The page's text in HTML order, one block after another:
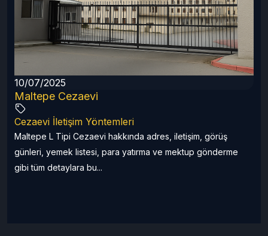
10/07/2025
Maltepe Cezaevi
Cezaevi İletişim Yöntemleri
Maltepe L Tipi Cezaevi hakkında adres, iletişim, görüş
günleri, yemek listesi, para yatırma ve mektup gönderme
gibi tüm detaylara bu...